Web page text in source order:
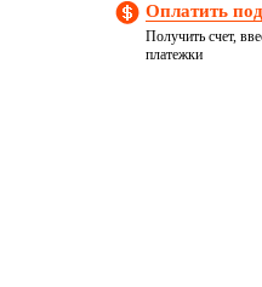
Оплатить
Получить счет,
платежки